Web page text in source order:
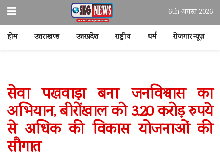
6th अगस्त 2026
होम उत्तराखण्ड उत्तरप्रदेश राष्ट्रीय धर्म रोजगार न्यूज़
सेवा पखवाड़ा बना जनविश्वास का
अभियान, बीरोंखाल को 3.20 करोड़ रुपये
से अधिक की विकास योजनाओं की
सौगात